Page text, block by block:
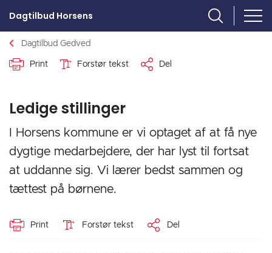
Dagtilbud Horsens
Dagtilbud Gedved
Print Forstør tekst Del
Ledige stillinger
I Horsens kommune er vi optaget af at få nye
dygtige medarbejdere, der har lyst til fortsat
at uddanne sig. Vi lærer bedst sammen og
tættest på børnene.
Print Forstør tekst Del